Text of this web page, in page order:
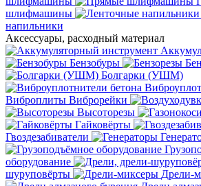
шлифмашины
напильники
Аксессуары, расходный материал
Бензобуры
Болгарки (УШМ)
Виброплиты Виброрейки
Высоторезы
Гайковёрты
Гвоздезабиватели
оборудование
шуруповёрты
Дрели-